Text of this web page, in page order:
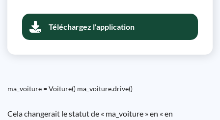
Téléchargez l'application
ma_voiture = Voiture() ma_voiture.drive()
Cela changerait le statut de « ma_voiture » en « en